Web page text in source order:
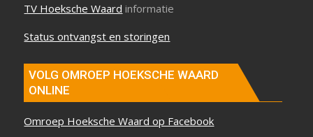
TV Hoeksche Waard informatie
Status ontvangst en storingen
VOLG OMROEP HOEKSCHE WAARD
ONLINE
Omroep Hoeksche Waard op Facebook